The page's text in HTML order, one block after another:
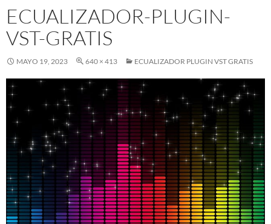
ECUALIZADOR-PLUGIN-
VST-GRATIS
MAYO 19, 2023 640 × 413 ECUALIZADOR PLUGIN VST GRATIS